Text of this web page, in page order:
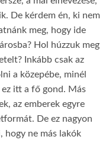
De kérdem én, ki nem
meg, hogy ide
Hol húzzuk meg
Inkább csak az
a közepébe, minél
itt a fő gond. Más
az emberek egyre
De ez nagyon
hogy ne más lakók